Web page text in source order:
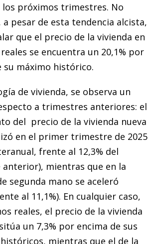
los próximos trimestres. No
pesar de esta tendencia alcista,
que el precio de la vivienda en
se encuentra un 20,1% por
su máximo histórico.
de vivienda, se observa un
a trimestres anteriores: el
del precio de la vivienda nueva
en el primer trimestre de 2025
frente al 12,3% del
mientras que en la
segunda mano se aceleró
al 11,1%). En cualquier caso,
reales, el precio de la vivienda
un 7,3% por encima de sus
mientras que el de la